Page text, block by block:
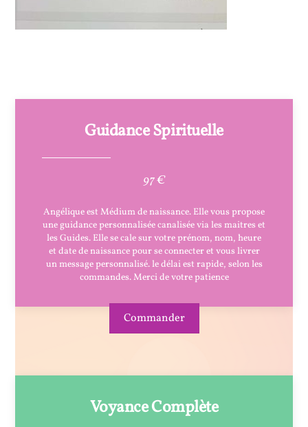
Guidance Spirituelle
97 €
Angélique est Médium de naissance. Elle vous propose
une guidance personnalisée canalisée via les maitres et
les Guides. Elle se cale sur votre prénom, nom, heure
et date de naissance pour se connecter et vous livrer
un message personnalisé. le délai est rapide, selon les
commandes. Merci de votre patience
Commander
Voyance Complète